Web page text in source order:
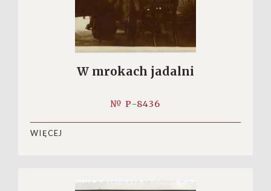
W mrokach jadalni
№ P-8436
WIĘCEJ